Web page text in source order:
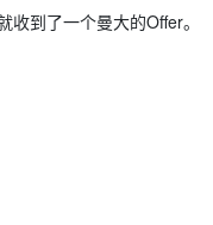
到了一个曼大的Offer。